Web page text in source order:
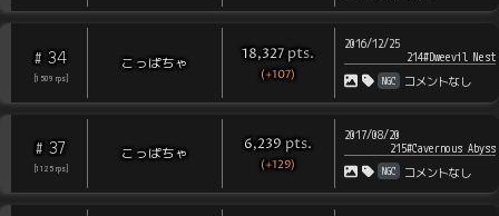
# 34
1509 rps
こっぱちゃ 18,327 pts.
(+107)
2016/12/25
214#Dweevil Nest
NGC コメントなし
# 37
1125 rps
こっぱちゃ 6,239 pts.
(+129)
2017/08/20
215#Cavernous Abyss
NGC コメントなし